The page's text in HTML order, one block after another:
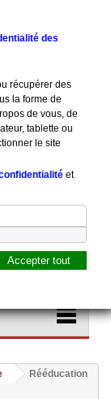
Rééducation
des
récupérer des
la forme de
de vous, de
tablette ou
le site
et
Accepter tout